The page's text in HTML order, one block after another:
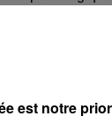
blanche peut
de la
est notre